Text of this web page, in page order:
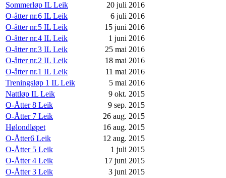
Sommerløp IL Leik
20 juli 2016
O-åtter nr.6 IL Leik
6 juli 2016
O-åtter nr.5 IL Leik
15 juni 2016
O-åtter nr.4 IL Leik
1 juni 2016
O-åtter nr.3 IL Leik
25 mai 2016
O-åtter nr.2 IL Leik
18 mai 2016
O-åtter nr.1 IL Leik
11 mai 2016
Treningsløp 1 IL Leik
5 mai 2016
Nattløp IL Leik
9 okt. 2015
O-Åtter 8 Leik
9 sep. 2015
O-Åtter 7 Leik
26 aug. 2015
Hølondløpet
16 aug. 2015
O-Åtter6 Leik
12 aug. 2015
O-Åtter 5 Leik
1 juli 2015
O-Åtter 4 Leik
17 juni 2015
O-Åtter 3 Leik
3 juni 2015